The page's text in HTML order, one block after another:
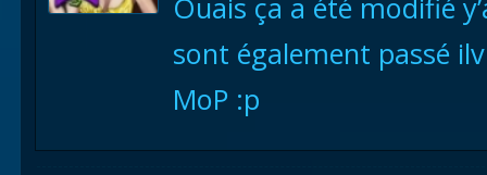
Ouais ça a été modifié
sont également passé
MoP :p